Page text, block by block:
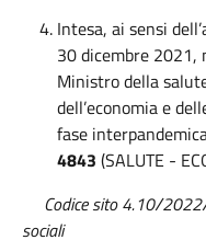
Intesa, ai sensi
30 dicembre 2021,
Ministro della
dell’economia e
fase
4843 (SALUTE -
Codice sito 4.10/2022/
sociali